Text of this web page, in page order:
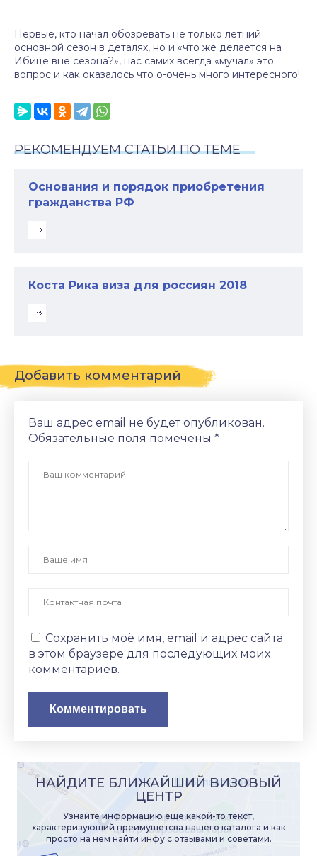
Первые, кто начал обозревать не только летний
основной сезон в деталях, но и «что же делается на
Ибице вне сезона?», нас самих всегда «мучал» это
вопрос и как оказалось что о-очень много интересного!
РЕКОМЕНДУЕМ СТАТЬИ ПО ТЕМЕ
Основания и порядок приобретения
гражданства РФ
Коста Рика виза для россиян 2018
Добавить комментарий
Ваш адрес email не будет опубликован.
Обязательные поля помечены *
Сохранить моё имя, email и адрес сайта
в этом браузере для последующих моих
комментариев.
НАЙДИТЕ БЛИЖАЙШИЙ ВИЗОВЫЙ
ЦЕНТР
Узнайте информацию еще какой-то текст,
характеризующий преимущетсва нашего каталога и как
просто на нем найти инфу с отзывами и советами.